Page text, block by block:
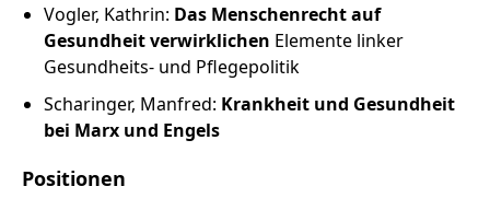
Vogler, Kathrin: Das Menschenrecht auf
Gesundheit verwirklichen Elemente linker
Gesundheits- und Pflegepolitik
Scharinger, Manfred: Krankheit und Gesundheit
bei Marx und Engels
Positionen